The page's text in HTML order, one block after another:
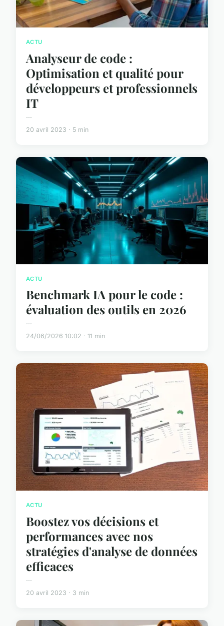
ACTU
Analyseur de code :
Optimisation et qualité pour
développeurs et professionnels
IT
...
20 avril 2023 · 5 min
ACTU
Benchmark IA pour le code :
évaluation des outils en 2026
...
24/06/2026 10:02 · 11 min
ACTU
Boostez vos décisions et
performances avec nos
stratégies d'analyse de données
efficaces
...
20 avril 2023 · 3 min